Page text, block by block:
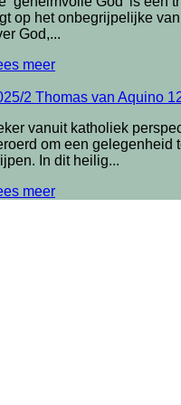
op het onbegrijpelijke
God,...
meer
2 Thomas van Aquino
vanuit katholiek
om een gelegenheid
In dit heilig...
meer